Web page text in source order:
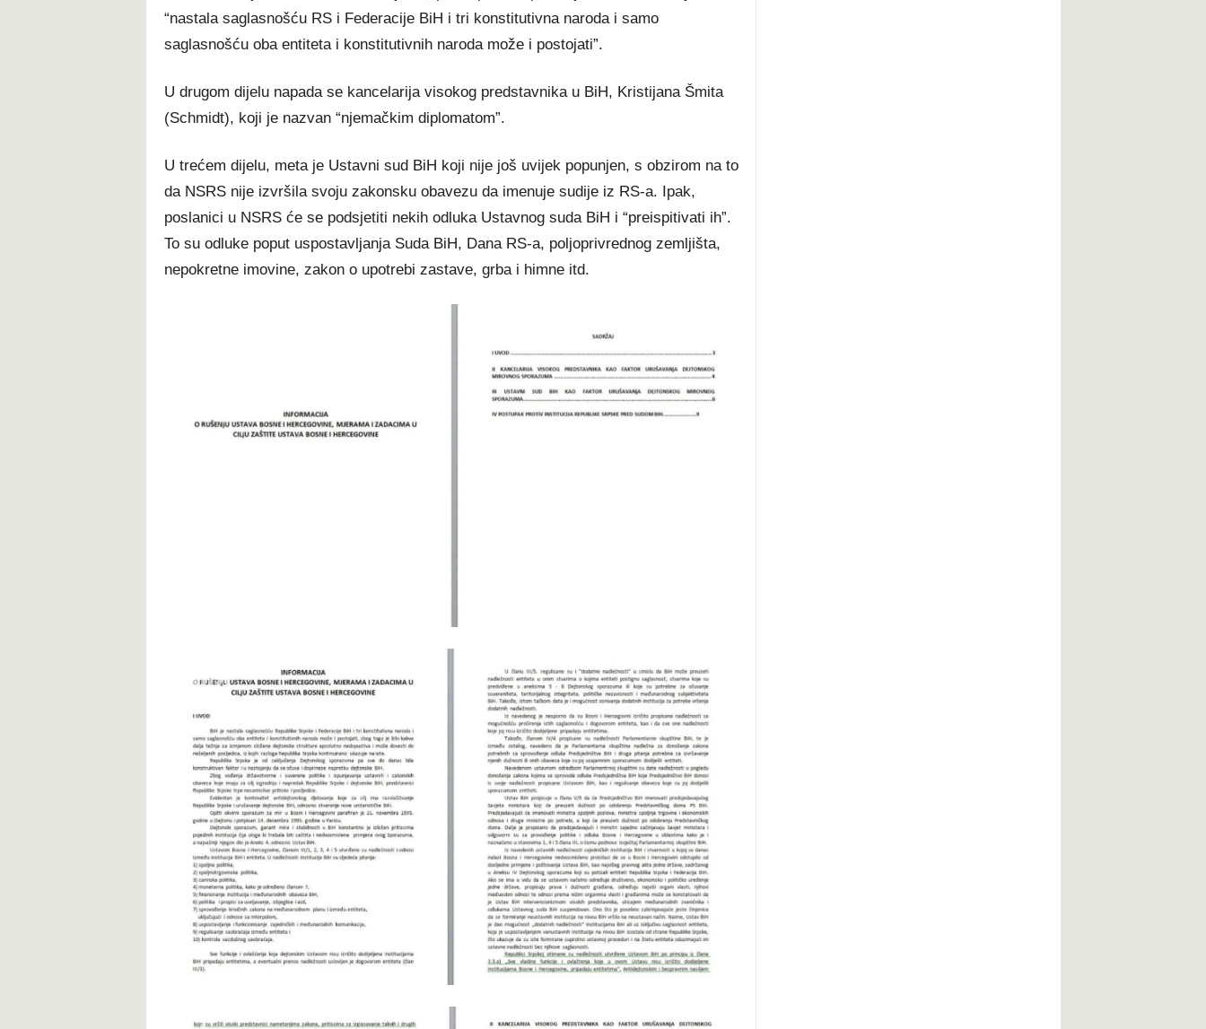
“nastala saglasnošću RS i Federacije BiH i tri konstitutivna naroda i samo
saglasnošću oba entiteta i konstitutivnih naroda može i postojati”.
U drugom dijelu napada se kancelarija visokog predstavnika u BiH, Kristijana Šmita
(Schmidt), koji je nazvan “njemačkim diplomatom”.
U trećem dijelu, meta je Ustavni sud BiH koji nije još uvijek popunjen, s obzirom na to
da NSRS nije izvršila svoju zakonsku obavezu da imenuje sudije iz RS-a. Ipak,
poslanici u NSRS će se podsjetiti nekih odluka Ustavnog suda BiH i “preispitivati ih”.
To su odluke poput uspostavljanja Suda BiH, Dana RS-a, poljoprivrednog zemljišta,
nepokretne imovine, zakon o upotrebi zastave, grba i himne itd.